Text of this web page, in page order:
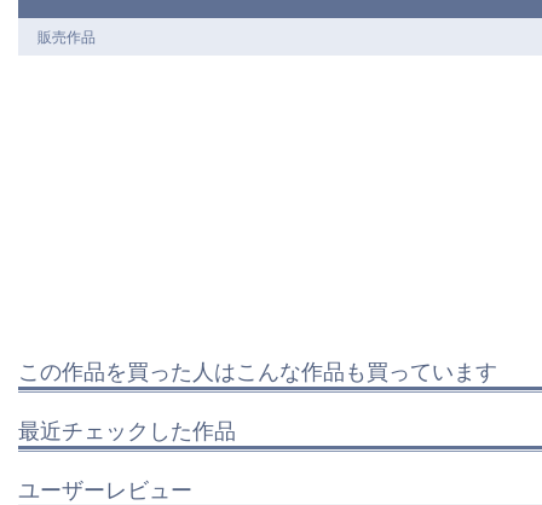
販売作品
この作品を買った人はこんな作品も買っています
最近チェックした作品
ユーザーレビュー